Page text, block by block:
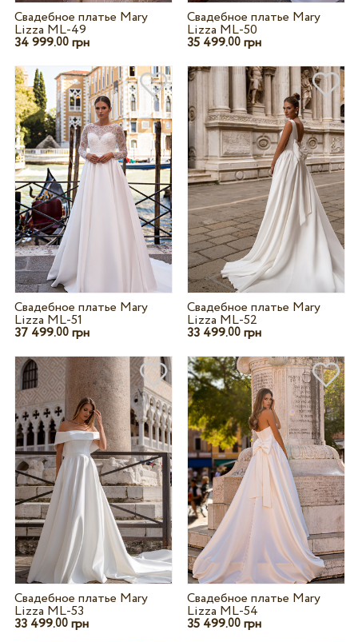
Свадебное платье Mary
Lizza ML-49
34 999.00грн
Свадебное платье Mary
Lizza ML-50
35 499.00 грн
Свадебное платье Mary
Lizza ML-51
37 499.00грн
Свадебное платье Mary
Lizza ML-52
33 499.00 грн
Свадебное платье Mary
Lizza ML-53
33 499.00грн
Свадебное платье Mary
Lizza ML-54
35 499.00 грн